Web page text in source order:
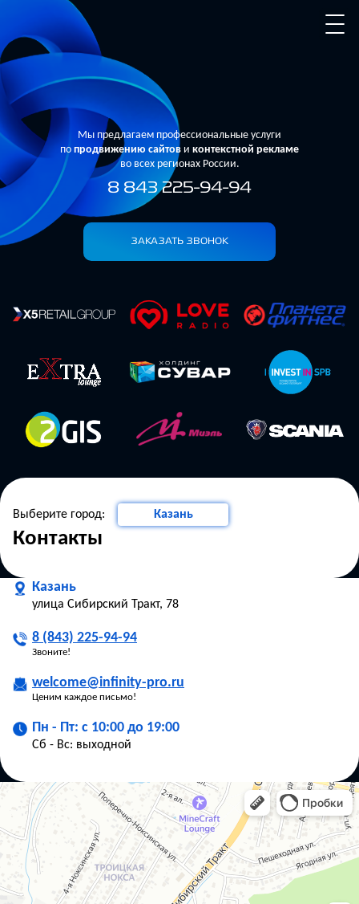
Мы предлагаем профессиональные услуги
по продвижению сайтов и контекстной рекламе
во всех регионах России.
8 843 225-94-94
ЗАКАЗАТЬ ЗВОНОК
Выберите город: Казань
Контакты
Казань
улица Сибирский Тракт, 78
8 (843) 225-94-94
Звоните!
welcome@infinity-pro.ru
Ценим каждое письмо!
Пн - Пт: с 10:00 до 19:00
Сб - Вс: выходной